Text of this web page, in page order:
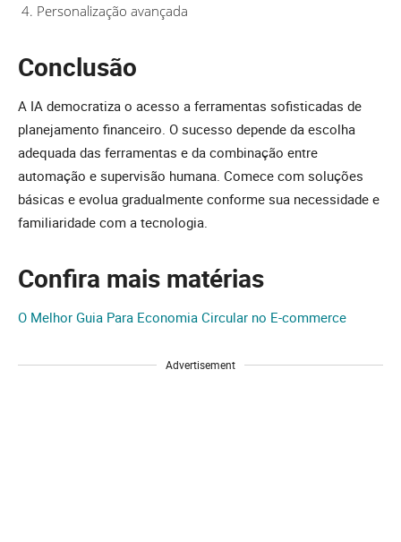
Personalização avançada
Conclusão
A IA democratiza o acesso a ferramentas sofisticadas de
planejamento financeiro. O sucesso depende da escolha
adequada das ferramentas e da combinação entre
automação e supervisão humana. Comece com soluções
básicas e evolua gradualmente conforme sua necessidade e
familiaridade com a tecnologia.
Confira mais matérias
O Melhor Guia Para Economia Circular no E-commerce
Advertisement